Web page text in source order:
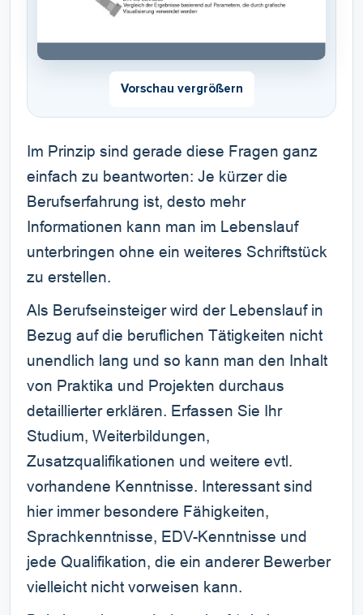
Vorschau vergrößern
Im Prinzip sind gerade diese Fragen ganz
einfach zu beantworten: Je kürzer die
Berufserfahrung ist, desto mehr
Informationen kann man im Lebenslauf
unterbringen ohne ein weiteres Schriftstück
zu erstellen.
Als Berufseinsteiger wird der Lebenslauf in
Bezug auf die beruflichen Tätigkeiten nicht
unendlich lang und so kann man den Inhalt
von Praktika und Projekten durchaus
detaillierter erklären. Erfassen Sie Ihr
Studium, Weiterbildungen,
Zusatzqualifikationen und weitere evtl.
vorhandene Kenntnisse. Interessant sind
hier immer besondere Fähigkeiten,
Sprachkenntnisse, EDV-Kenntnisse und
jede Qualifikation, die ein anderer Bewerber
vielleicht nicht vorweisen kann.